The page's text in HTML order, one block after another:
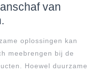
van
oplossingen kan
meebrengen bij de
Hoewel duurzame